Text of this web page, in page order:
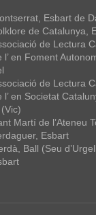
Esbart de
de Catalunya,
de Lectura
l’en Foment
de Lectura
l’en Societat
Martí de l’Ateneu
Esbart
Ball (Seu